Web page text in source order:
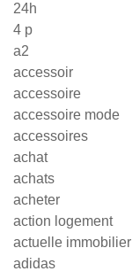
24h
4 p
a2
accessoir
accessoire
accessoire mode
accessoires
achat
achats
acheter
action logement
actuelle immobilier
adidas